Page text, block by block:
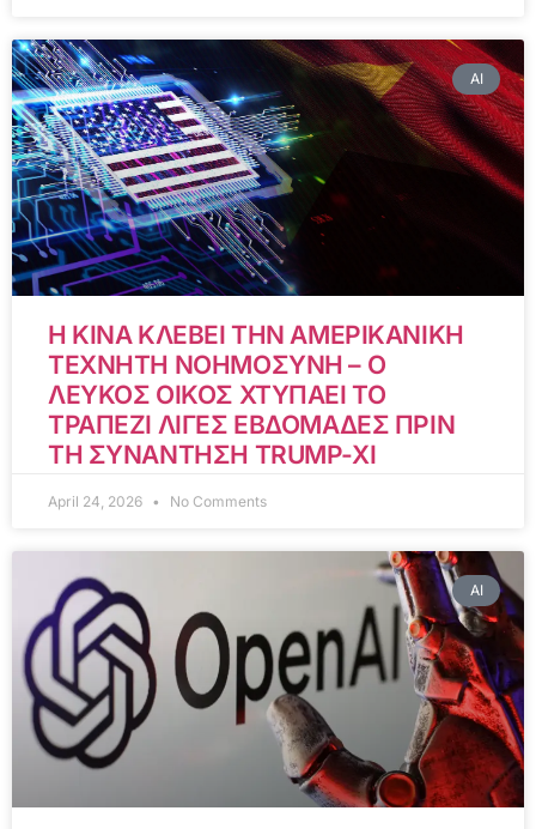
AI
Η ΚΙΝΑ ΚΛΕΒΕΙ ΤΗΝ ΑΜΕΡΙΚΑΝΙΚΗ
ΤΕΧΝΗΤΗ ΝΟΗΜΟΣΥΝΗ – Ο
ΛΕΥΚΟΣ ΟΙΚΟΣ ΧΤΥΠΑΕΙ ΤΟ
ΤΡΑΠΕΖΙ ΛΙΓΕΣ ΕΒΔΟΜΑΔΕΣ ΠΡΙΝ
ΤΗ ΣΥΝΑΝΤΗΣΗ TRUMP-XI
April 24, 2026 No Comments
AI